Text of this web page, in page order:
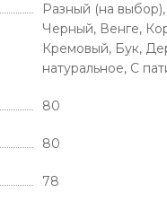
Разный (на
Черный, Венге,
Кремовый, Бук,
натуральное, С
80
80
78